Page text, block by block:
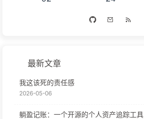
最新文章
我这该死的责任感
2026-05-06
躺盈记账：一个开源的个人资产追踪工具